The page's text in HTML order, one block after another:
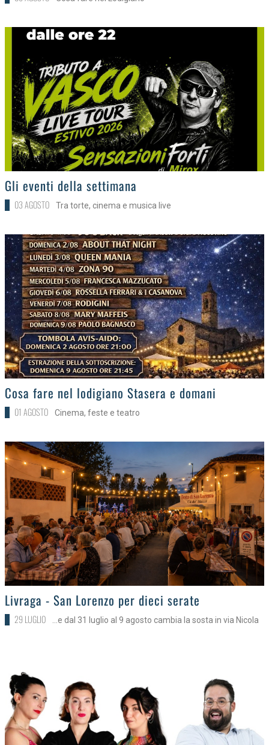
>
Gli eventi della settimana
03 AGOSTO Tra torte, cinema e musica live
>
Cosa fare nel lodigiano Stasera e domani
01 AGOSTO Cinema, feste e teatro
>Livraga - San Lorenzo per dieci serate
29 LUGLIO ...e dal 31 luglio al 9 agosto cambia la sosta in via Nicola